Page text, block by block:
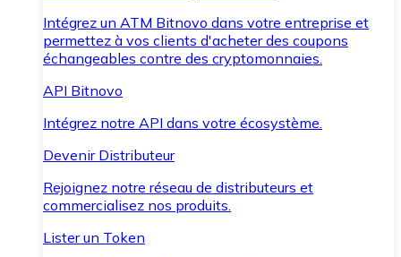
Intégrez un ATM Bitnovo dans votre entreprise et
permettez à vos clients d'acheter des coupons
échangeables contre des cryptomonnaies.
API Bitnovo
Intégrez notre API dans votre écosystème.
Devenir Distributeur
Rejoignez notre réseau de distributeurs et
commercialisez nos produits.
Lister un Token